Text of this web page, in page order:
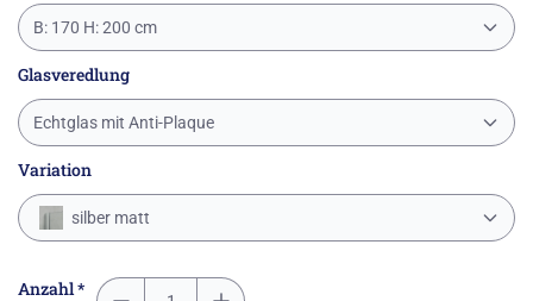
B: 170 H: 200 cm
Glasveredlung
Echtglas mit Anti-Plaque
Variation
silber matt
Anzahl *